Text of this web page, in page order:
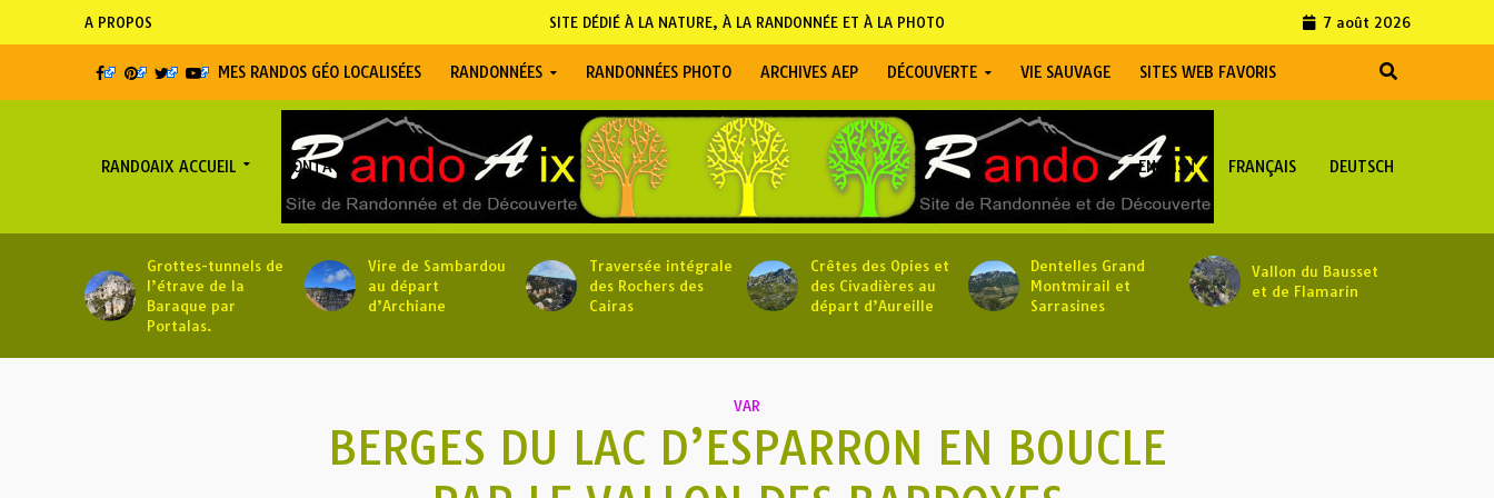
A PROPOS 7 août 2026
SITE DÉDIÉ À LA NATURE, À LA RANDONNÉE ET À LA PHOTO
MES RANDOS GÉO LOCALISÉES RANDONNÉES RANDONNÉES PHOTO ARCHIVES AEP DÉCOUVERTE VIE SAUVAGE SITES WEB FAVORIS
RANDOAIX ACCUEIL CONTACT ENGLISH FRANÇAIS DEUTSCH
Grottes-tunnels de
l’étrave de la
Baraque par
Portalas.
Vire de Sambardou
au départ
d’Archiane
Traversée intégrale
des Rochers des
Cairas
Crêtes des Opies et
des Civadières au
départ d’Aureille
Dentelles Grand
Montmirail et
Sarrasines
Vallon du Bausset
et de Flamarin
VAR
BERGES DU LAC D’ESPARRON EN BOUCLE